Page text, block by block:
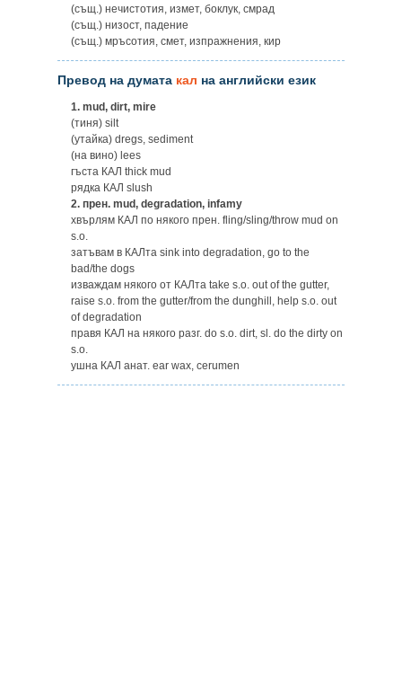
(същ.) нечистотия, измет, боклук, смрад
(същ.) низост, падение
(същ.) мръсотия, смет, изпражнения, кир
Превод на думата кал на английски език
1. mud, dirt, mire
(тиня) silt
(утайка) dregs, sediment
(на вино) lees
гъста КАЛ thick mud
рядка КАЛ slush
2. прен. mud, degradation, infamy
хвърлям КАЛ по някого прен. fling/sling/throw mud on
s.o.
затъвам в КАЛта sink into degradation, go to the
bad/the dogs
изваждам някого от КАЛта take s.o. out of the gutter,
raise s.o. from the gutter/from the dunghill, help s.o. out
of degradation
правя КАЛ на някого разг. do s.o. dirt, sl. do the dirty on
s.o.
ушна КАЛ анат. ear wax, cerumen